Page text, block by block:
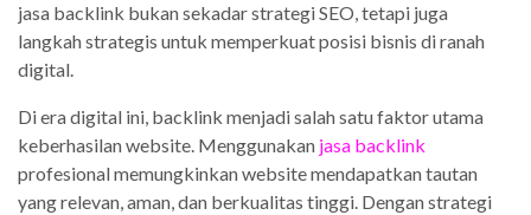
jasa backlink bukan sekadar strategi SEO, tetapi juga
langkah strategis untuk memperkuat posisi bisnis di ranah
digital.
Di era digital ini, backlink menjadi salah satu faktor utama
keberhasilan website. Menggunakan jasa backlink
profesional memungkinkan website mendapatkan tautan
yang relevan, aman, dan berkualitas tinggi. Dengan strategi